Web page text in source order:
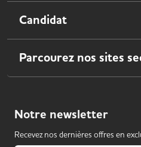
Candidat
Parcourez nos sites
Notre newsletter
Recevez nos dernières offres en